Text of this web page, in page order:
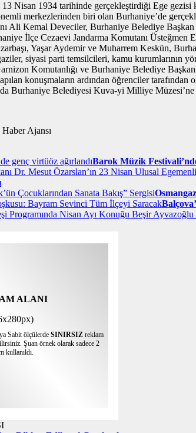
Nisan 1934 tarihinde gerçekleştirdiği Ege gezisi
merkezlerinden biri olan Burhaniye’de
Ali Kemal Deveciler, Burhaniye Belediye
İlçe Cezaevi Jandarma Komutanı
Yaşar Aydemir ve Muharrem Keskün,
siyasi parti temsilcileri, kamu kurumlarının
Komutanlığı ve Burhaniye Belediye
konuşmaların ardından öğrenciler
Burhaniye Belediyesi Kuva-yi Milliye
Ajansı
Barok Müzik
ALANI
Sabit ölçülerde SINIRSIZ reklam
Şuan örnek olarak sadece 2
kullanıldı.